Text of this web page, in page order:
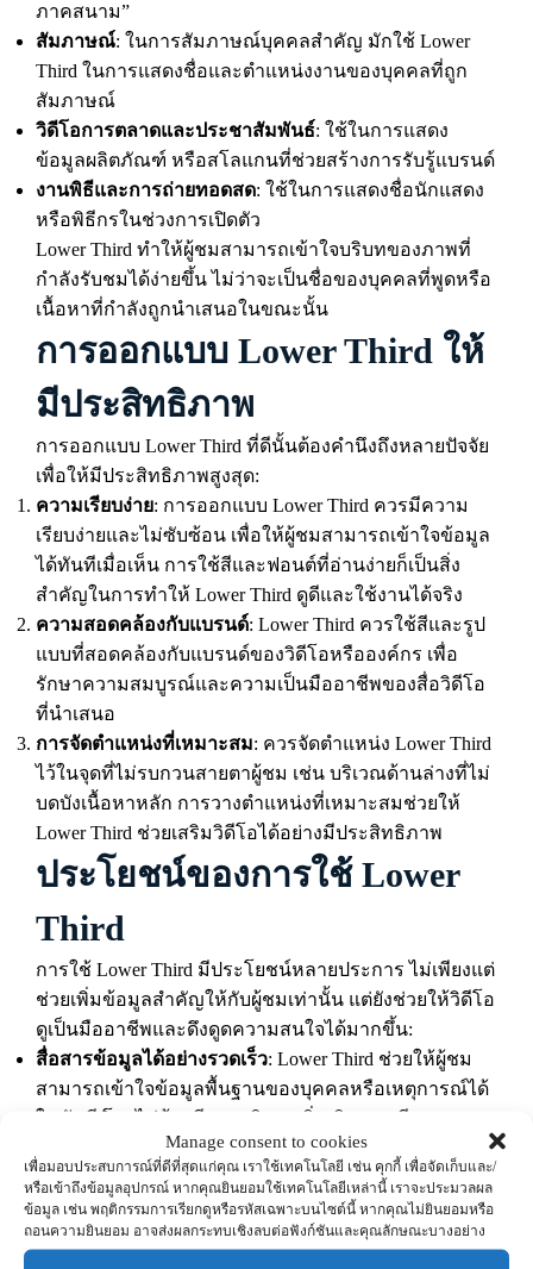
Manage consent to cookies
เพื่อมอบประสบการณ์ที่ดีที่สุดแก่คุณ เราใช้เทคโนโลยี เช่น คุกกี้ เพื่อจัดเก็บและ/
หรือเข้าถึงข้อมูลอุปกรณ์ หากคุณยินยอมใช้เทคโนโลยีเหล่านี้ เราจะประมวลผล
ข้อมูล เช่น พฤติกรรมการเรียกดูหรือรหัสเฉพาะบนไซต์นี้ หากคุณไม่ยินยอมหรือ
ถอนความยินยอม อาจส่งผลกระทบเชิงลบต่อฟังก์ชันและคุณลักษณะบางอย่าง
ภาคสนาม”
สัมภาษณ์: ในการสัมภาษณ์บุคคลสำคัญ มักใช้ Lower
Third ในการแสดงชื่อและตำแหน่งงานของบุคคลที่ถูก
สัมภาษณ์
วิดีโอการตลาดและประชาสัมพันธ์: ใช้ในการแสดง
ข้อมูลผลิตภัณฑ์ หรือสโลแกนที่ช่วยสร้างการรับรู้แบรนด์
งานพิธีและการถ่ายทอดสด: ใช้ในการแสดงชื่อนักแสดง
หรือพิธีกรในช่วงการเปิดตัว
Lower Third ทำให้ผู้ชมสามารถเข้าใจบริบทของภาพที่
กำลังรับชมได้ง่ายขึ้น ไม่ว่าจะเป็นชื่อของบุคคลที่พูดหรือ
เนื้อหาที่กำลังถูกนำเสนอในขณะนั้น
การออกแบบ Lower Third ให้
มีประสิทธิภาพ
การออกแบบ Lower Third ที่ดีนั้นต้องคำนึงถึงหลายปัจจัย
เพื่อให้มีประสิทธิภาพสูงสุด:
ความเรียบง่าย: การออกแบบ Lower Third ควรมีความ
เรียบง่ายและไม่ซับซ้อน เพื่อให้ผู้ชมสามารถเข้าใจข้อมูล
ได้ทันทีเมื่อเห็น การใช้สีและฟอนต์ที่อ่านง่ายก็เป็นสิ่ง
สำคัญในการทำให้ Lower Third ดูดีและใช้งานได้จริง
ความสอดคล้องกับแบรนด์: Lower Third ควรใช้สีและรูป
แบบที่สอดคล้องกับแบรนด์ของวิดีโอหรือองค์กร เพื่อ
รักษาความสมบูรณ์และความเป็นมืออาชีพของสื่อวิดีโอ
ที่นำเสนอ
การจัดตำแหน่งที่เหมาะสม: ควรจัดตำแหน่ง Lower Third
ไว้ในจุดที่ไม่รบกวนสายตาผู้ชม เช่น บริเวณด้านล่างที่ไม่
บดบังเนื้อหาหลัก การวางตำแหน่งที่เหมาะสมช่วยให้
Lower Third ช่วยเสริมวิดีโอได้อย่างมีประสิทธิภาพ
ประโยชน์ของการใช้ Lower
Third
การใช้ Lower Third มีประโยชน์หลายประการ ไม่เพียงแต่
ช่วยเพิ่มข้อมูลสำคัญให้กับผู้ชมเท่านั้น แต่ยังช่วยให้วิดีโอ
ดูเป็นมืออาชีพและดึงดูดความสนใจได้มากขึ้น:
สื่อสารข้อมูลได้อย่างรวดเร็ว: Lower Third ช่วยให้ผู้ชม
สามารถเข้าใจข้อมูลพื้นฐานของบุคคลหรือเหตุการณ์ได้
ในทันที โดยไม่ต้องมีการอธิบายเพิ่มเติมจากเสียงพูด
สร้างความน่าเชื่อถือ: วิดีโอที่มีการใช้ Lower Third ใน
การแสดงข้อมูลเกี่ยวกับบุคคลหรือเนื้อหา ช่วยเพิ่มความ
น่าเชื่อถือให้กับวิดีโอ เพราะผู้ชมจะได้รับข้อมูลที่ชัดเจน
และเป็นระบบ